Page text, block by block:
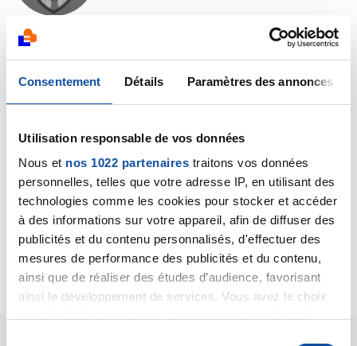
Consentement Détails Paramètres des annonces
Utilisation responsable de vos données
Nous et nos 1022 partenaires traitons vos données
personnelles, telles que votre adresse IP, en utilisant des
technologies comme les cookies pour stocker et accéder
à des informations sur votre appareil, afin de diffuser des
publicités et du contenu personnalisés, d'effectuer des
mesures de performance des publicités et du contenu,
ainsi que de réaliser des études d’audience, favorisant
ainsi le développement de services. Vous avez le choix
Bonjour,
Opdivo est le nom commercial d'une molécule
publiés l'an dernier ont montré que cette molécule
cancer bronchique à petites cellules. Ce médicament
agit en bloquant les mécanismes que les cellules
cancéreuses mettent en jeu pour déjouer les
défenses immunitaires.
Bien cordialement
Dr A.Marceau
Citer